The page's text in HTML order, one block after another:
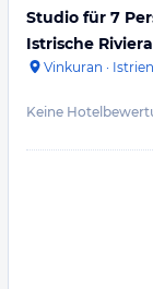
Studio für 7
Istrische Riviera
Vinkuran · Istrien
Keine